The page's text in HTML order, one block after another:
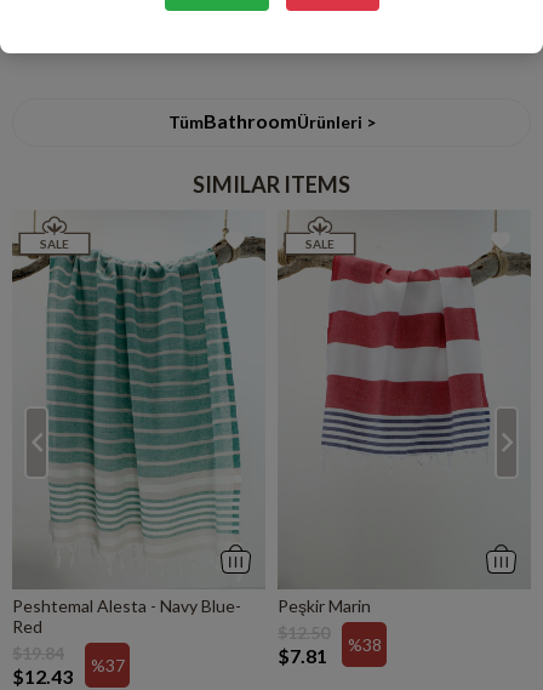
TümBathroomÜrünleri >
SIMILAR ITEMS
Peshtemal Alesta - Navy Blue-
Red
$12.43 %37
SALE
Peşkir Marin
$7.81 %38
SALE